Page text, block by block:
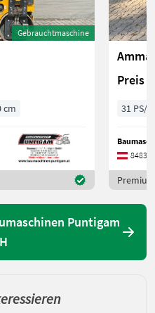
Gebrauchtmaschine
cm
Preis
31 PS/
8483
Puntigam